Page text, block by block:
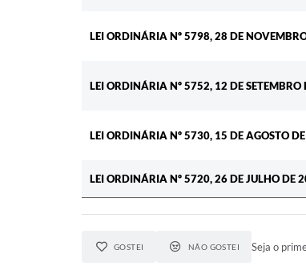
LEI ORDINÁRIA Nº 5798, 28 DE
LEI ORDINÁRIA Nº 5752, 12 DE SETEMBRO
LEI ORDINÁRIA Nº 5730, 15 DE AGOSTO
LEI ORDINÁRIA Nº 5720, 26 DE JULHO DE
GOSTEI NÃO GOSTEI Seja o